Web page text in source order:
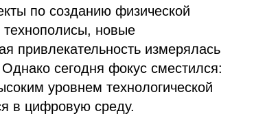
по созданию физической
технополисы, новые
привлекательность измерялась
сегодня фокус сместился:
уровнем технологической
в цифровую среду.